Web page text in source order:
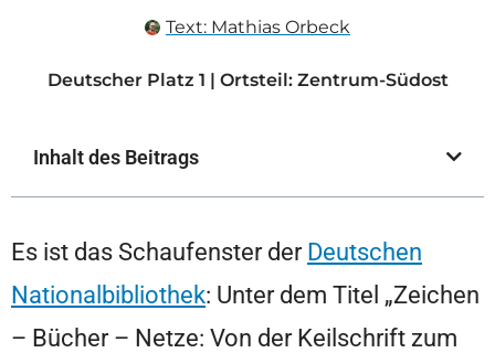
Text: Mathias Orbeck
Deutscher Platz 1 | Ortsteil: Zentrum-Südost
Inhalt des Beitrags
Es ist das Schaufenster derDeutschen
Nationalbibliothek: Unter dem Titel „Zeichen
– Bücher – Netze: Von der Keilschrift zum